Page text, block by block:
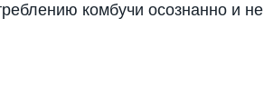
комбучи осознанно и не